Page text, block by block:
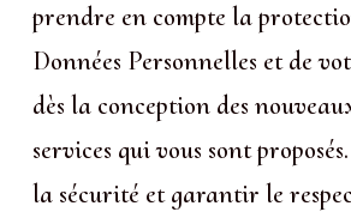
prendre en compte la
Données Personnelles et de
dès la conception des
services qui vous sont
la sécurité et garantir le